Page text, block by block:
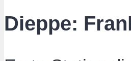
Dieppe: